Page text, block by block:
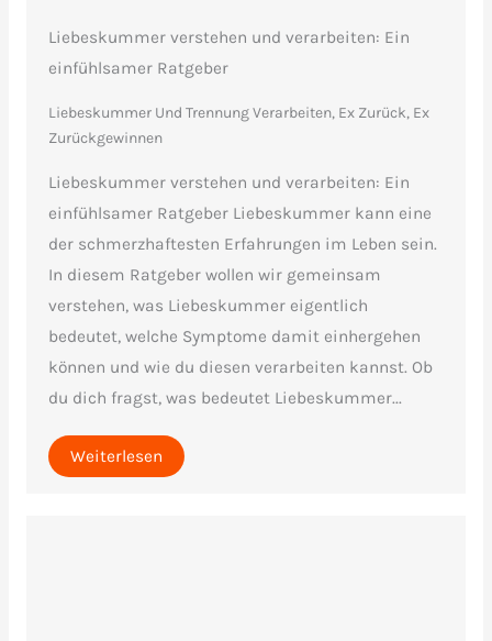
Liebeskummer verstehen und verarbeiten: Ein
einfühlsamer Ratgeber
Liebeskummer Und Trennung Verarbeiten, Ex Zurück, Ex
Zurückgewinnen
Liebeskummer verstehen und verarbeiten: Ein
einfühlsamer Ratgeber Liebeskummer kann eine
der schmerzhaftesten Erfahrungen im Leben sein.
In diesem Ratgeber wollen wir gemeinsam
verstehen, was Liebeskummer eigentlich
bedeutet, welche Symptome damit einhergehen
können und wie du diesen verarbeiten kannst. Ob
du dich fragst, was bedeutet Liebeskummer...
Weiterlesen